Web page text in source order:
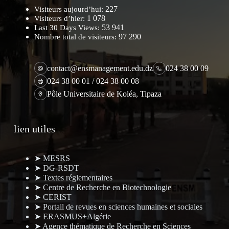
Visiteurs aujourd’hui: 227
Visiteurs d’hier: 1 078
Last 30 Days Views: 53 941
Nombre total de visiteurs: 97 290
contact@ensmanagement.edu.dz
024 38 00 09
024 38 00 01 / 024 38 00 08
Pôle Universitaire de Koléa, Tipaza
lien utiles
➤ MESRS
➤ DG-RSDT
➤ Textes réglementaires
➤ Centre de Recherche en Biotechnologie
➤ CERIST
➤ Portail de revues en sciences humaines et sociales
➤ ERASMUS+Algérie
➤ Agence thématique de Recherche en Sciences